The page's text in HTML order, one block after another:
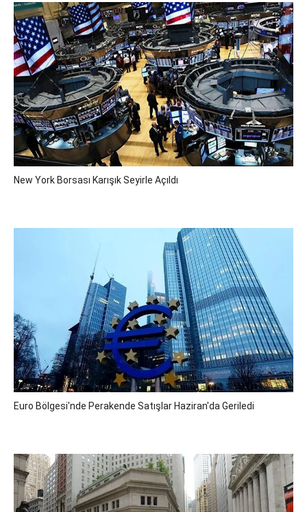
New York Borsası Karışık Seyirle Açıldı
Euro Bölgesi'nde Perakende Satışlar Haziran'da Geriledi